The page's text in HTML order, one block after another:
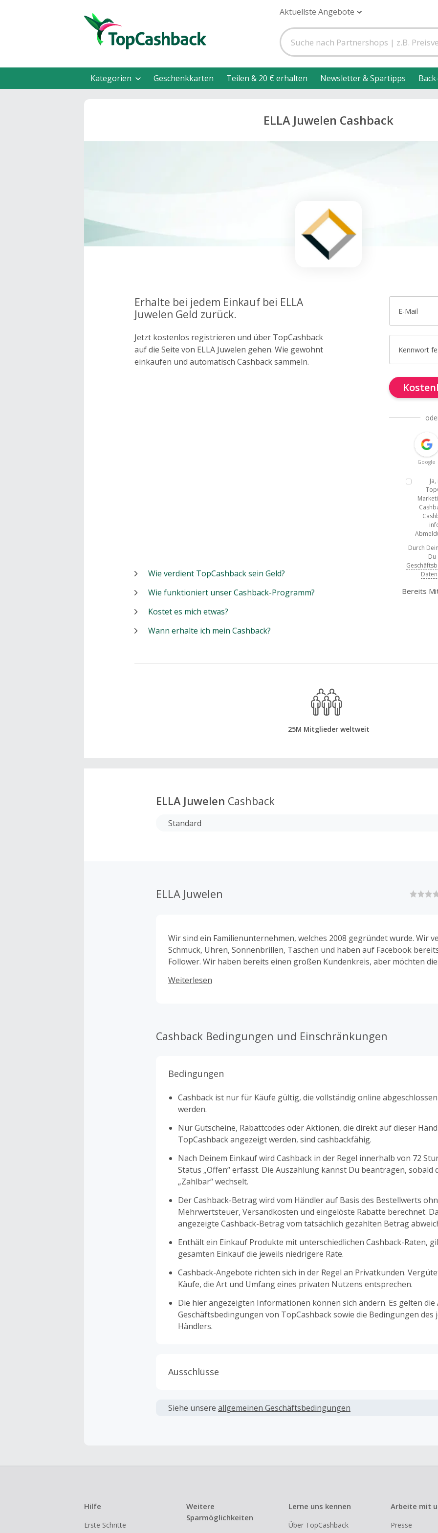
Aktuellste Angebote
Kategorien Geschenkkarten Teilen & 20 € erhalten Newsletter & Spartipps
ELLA Juwelen Cashback
Erhalte bei jedem Einkauf bei ELLA
Juwelen Geld zurück.
Jetzt kostenlos registrieren und über TopCashback
auf die Seite von ELLA Juwelen gehen. Wie gewohnt
einkaufen und automatisch Cashback sammeln.
E-Mail
Kennwort
Google
Durch
Bereits
Wie verdient TopCashback sein Geld?
Wie funktioniert unser Cashback-Programm?
Kostet es mich etwas?
Wann erhalte ich mein Cashback?
25M Mitglieder weltweit
ELLA Juwelen Cashback
Standard
ELLA Juwelen
Wir sind ein Familienunternehmen, welches 2008 gegründet wurde. Wir
Schmuck, Uhren, Sonnenbrillen, Taschen und haben auf Facebook
Follower. Wir haben bereits einen großen Kundenkreis, aber möchten
Weiterlesen
Cashback Bedingungen und Einschränkungen
Bedingungen
Cashback ist nur für Käufe gültig, die vollständig online
werden.
Nur Gutscheine, Rabattcodes oder Aktionen, die direkt auf dieser
TopCashback angezeigt werden, sind cashbackfähig.
Nach Deinem Einkauf wird Cashback in der Regel innerhalb von 72
Status „Offen“ erfasst. Die Auszahlung kannst Du beantragen, sobald
„Zahlbar“ wechselt.
Der Cashback-Betrag wird vom Händler auf Basis des Bestellwerts
Mehrwertsteuer, Versandkosten und eingelöste Rabatte berechnet.
angezeigte Cashback-Betrag vom tatsächlich gezahlten Betrag
Enthält ein Einkauf Produkte mit unterschiedlichen Cashback-Raten,
gesamten Einkauf die jeweils niedrigere Rate.
Cashback-Angebote richten sich in der Regel an Privatkunden.
Käufe, die Art und Umfang eines privaten Nutzens entsprechen.
Die hier angezeigten Informationen können sich ändern. Es gelten die
Geschäftsbedingungen von TopCashback sowie die Bedingungen des
Händlers.
Ausschlüsse
verwendet werden, die nicht ausdrücklich auf dieser Händlerseite von
Gewerbliche, Reseller- oder ungewöhnlich große Bestellungen sind
Händlern vom Cashback ausgeschlossen.
Siehe unsere allgemeinen Geschäftsbedingungen
Hilfe
Erste Schritte
Weitere
Sparmöglichkeiten
Lerne uns kennen
Über TopCashback
Arbeite mit
Presse